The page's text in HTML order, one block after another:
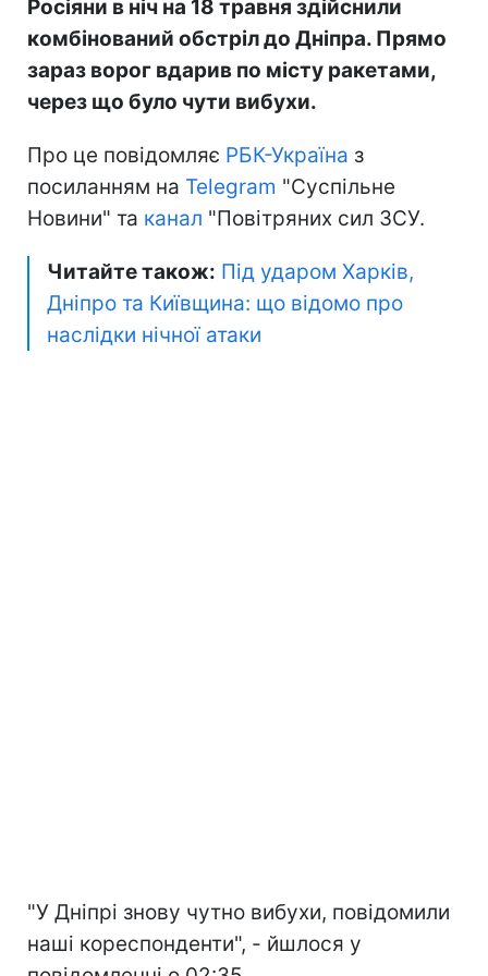
Росіяни в ніч на 18 травня здійснили
комбінований обстріл до Дніпра. Прямо
зараз ворог вдарив по місту ракетами,
через що було чути вибухи.
Про це повідомляє РБК-Україна з
посиланням на Telegram "Суспільне
Новини" та канал "Повітряних сил ЗСУ.
Читайте також: Під ударом Харків,
Дніпро та Київщина: що відомо про
наслідки нічної атаки
"У Дніпрі знову чутно вибухи, повідомили
наші кореспонденти", - йшлося у